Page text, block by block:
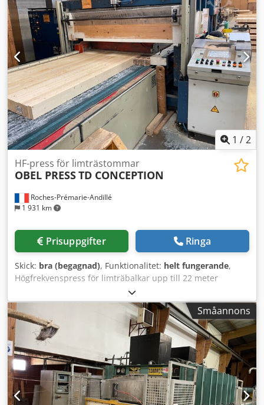
funktionskontrollerad. Förpackning och frakt: Du är
välkommen att inspektera enheten under våra öppettider.
Boka vänligen en tid i förväg! Sjöfäst förpackning och
världsomspännande leverans kan ordnas på förfrågan! För
mer information kontakta oss gärna direkt.
1 /2
Roches-Prémarie-Andillé
1 931 km
HF-press för limträstommar
OBEL PRESSTD CONCEPTION
Prisuppgifter Ringa
Skick: bra (begagnad), Funktionalitet: helt fungerande,
Högfrekvenspress för limträbalkar upp till 22 meter
Maximal pressbredd: 1300 mm Maximal presstjocklek: 300
mm Dkodjw A Hk Ijpfx Aicer Inmatningsmatta 3000 mm
press med segmentvis härdning/polymersering på 3 meter
Småannons